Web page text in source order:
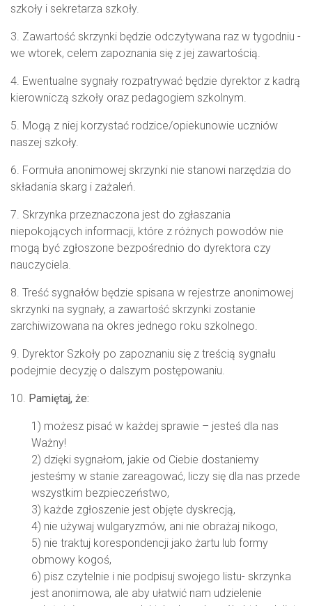
szkoły i sekretarza szkoły.
3. Zawartość skrzynki będzie odczytywana raz w tygodniu -
we wtorek, celem zapoznania się z jej zawartością.
4. Ewentualne sygnały rozpatrywać będzie dyrektor z kadrą
kierowniczą szkoły oraz pedagogiem szkolnym.
5. Mogą z niej korzystać rodzice/opiekunowie uczniów
naszej szkoły.
6. Formuła anonimowej skrzynki nie stanowi narzędzia do
składania skarg i zażaleń.
7. Skrzynka przeznaczona jest do zgłaszania
niepokojących informacji, które z różnych powodów nie
mogą być zgłoszone bezpośrednio do dyrektora czy
nauczyciela.
8. Treść sygnałów będzie spisana w rejestrze anonimowej
skrzynki na sygnały, a zawartość skrzynki zostanie
zarchiwizowana na okres jednego roku szkolnego.
9. Dyrektor Szkoły po zapoznaniu się z treścią sygnału
podejmie decyzję o dalszym postępowaniu.
10. Pamiętaj, że:
1) możesz pisać w każdej sprawie – jesteś dla nas
Ważny!
2) dzięki sygnałom, jakie od Ciebie dostaniemy
jesteśmy w stanie zareagować, liczy się dla nas przede
wszystkim bezpieczeństwo,
3) każde zgłoszenie jest objęte dyskrecją,
4) nie używaj wulgaryzmów, ani nie obrażaj nikogo,
5) nie traktuj korespondencji jako żartu lub formy
obmowy kogoś,
6) pisz czytelnie i nie podpisuj swojego listu- skrzynka
jest anonimowa, ale aby ułatwić nam udzielenie